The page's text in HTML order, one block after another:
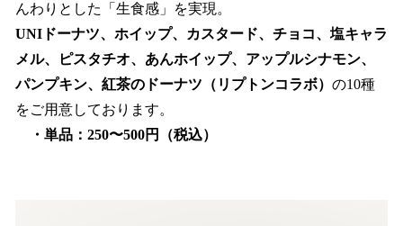
んわりとした「生食感」を実現。
UNIドーナツ、ホイップ、カスタード、チョコ、塩キャラ
メル、ピスタチオ、あんホイップ、アップルシナモン、
パンプキン、紅茶のドーナツ（リプトンコラボ） の10種
をご用意しております。
・単品：250〜500円（税込）